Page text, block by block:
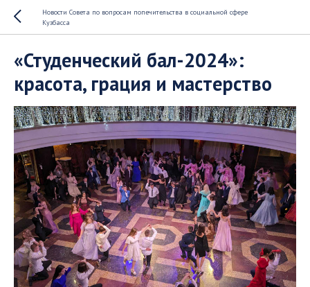
Новости Совета по вопросам попечительства в социальной сфере
Кузбасса
«Студенческий бал-2024»:
красота, грация и мастерство